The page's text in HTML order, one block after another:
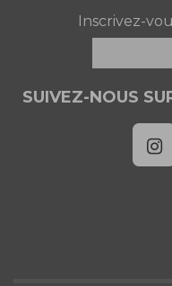
Inscrivez-
SUIVEZ-NOUS